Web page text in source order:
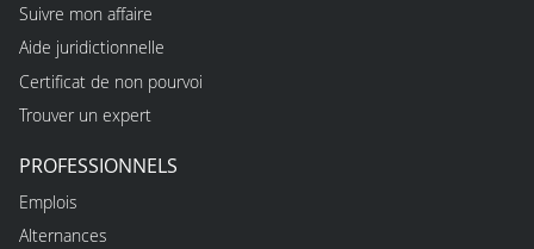
Suivre mon affaire
Aide juridictionnelle
Certificat de non pourvoi
Trouver un expert
PROFESSIONNELS
Emplois
Alternances